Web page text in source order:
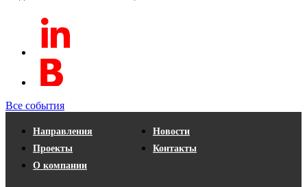
Все события
Направления
Проекты
О компании
Новости
Контакты